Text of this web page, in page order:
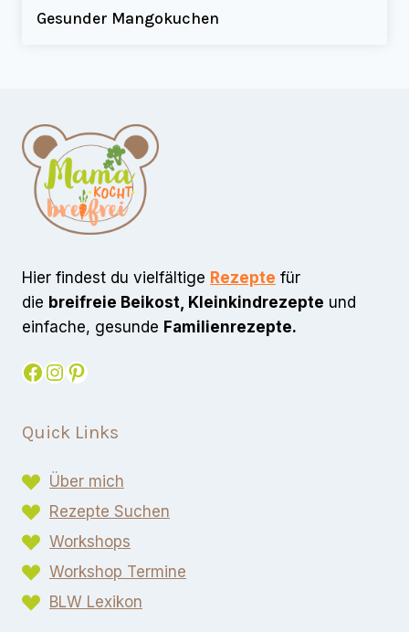
Gesunder Mangokuchen
Hier findest du vielfältige Rezepte für
die breifreie Beikost, Kleinkindrezepte und
einfache, gesunde Familienrezepte.
Facebook
Instagram
Pinterest
Quick Links
Über mich
Rezepte Suchen
Workshops
Workshop Termine
BLW Lexikon​